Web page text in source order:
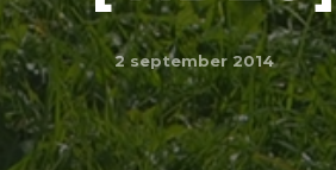
2 september 2014